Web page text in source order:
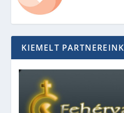
KIEMELT PARTNEREINK